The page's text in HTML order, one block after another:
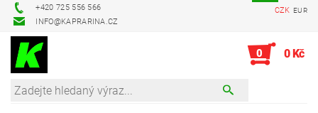
+420 725 556 566
INFO@KAPRARINA.CZ
CZK EUR
0 0 Kč